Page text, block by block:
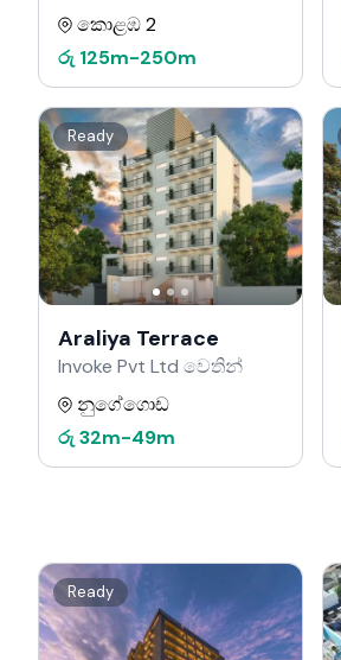
වෙතින්
කොළඹ 2
රු 125m-250m
Ready
Araliya Terrace
Invoke Pvt Ltd වෙතින්
නුගේගොඩ
රු 32m-49m
Ready